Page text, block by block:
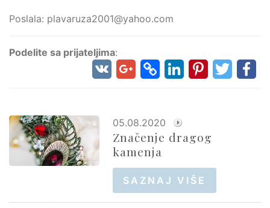
Poslala: plavaruza2001@yahoo.com
Podelite sa prijateljima:
05.08.2020
Značenje dragog
kamenja
SAZNAJ VIŠE